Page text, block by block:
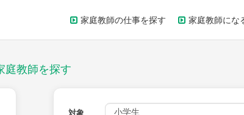
家庭教師の仕事を探す 家庭教師にな
庭教師を探す
対象